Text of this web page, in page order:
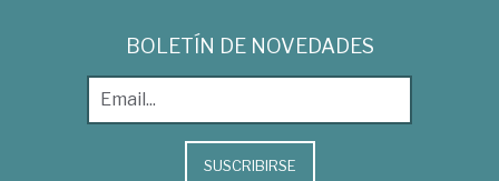
BOLETÍN DE NOVEDADES
SUSCRIBIRSE